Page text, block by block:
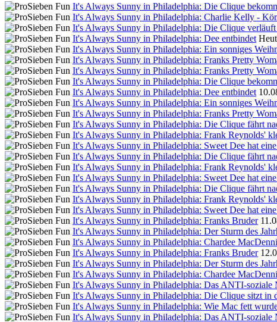
It's Always Sunny in Philadelphia: Die Clique
It's Always Sunny in Philadelphia: Charlie Kelly -
It's Always Sunny in Philadelphia: Die Clique
It's Always Sunny in Philadelphia: Dee entbindet
It's Always Sunny in Philadelphia: Ein sonniges
It's Always Sunny in Philadelphia: Franks Pretty
It's Always Sunny in Philadelphia: Franks Pretty
It's Always Sunny in Philadelphia: Die Clique
It's Always Sunny in Philadelphia: Dee entbindet
It's Always Sunny in Philadelphia: Ein sonniges
It's Always Sunny in Philadelphia: Franks Pretty
It's Always Sunny in Philadelphia: Die Clique fährt
It's Always Sunny in Philadelphia: Frank Reynolds'
It's Always Sunny in Philadelphia: Sweet Dee hat
It's Always Sunny in Philadelphia: Die Clique fährt
It's Always Sunny in Philadelphia: Frank Reynolds'
It's Always Sunny in Philadelphia: Sweet Dee hat
It's Always Sunny in Philadelphia: Die Clique fährt
It's Always Sunny in Philadelphia: Frank Reynolds'
It's Always Sunny in Philadelphia: Sweet Dee hat
It's Always Sunny in Philadelphia: Franks Bruder
It's Always Sunny in Philadelphia: Der Sturm des
It's Always Sunny in Philadelphia: Chardee
It's Always Sunny in Philadelphia: Franks Bruder
It's Always Sunny in Philadelphia: Der Sturm des
It's Always Sunny in Philadelphia: Chardee
It's Always Sunny in Philadelphia: Das ANTI-soziale
It's Always Sunny in Philadelphia: Die Clique sitzt in
It's Always Sunny in Philadelphia: Wie Mac fett
It's Always Sunny in Philadelphia: Das ANTI-soziale